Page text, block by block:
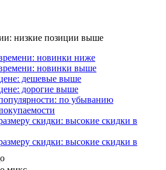
низкие позиции выше
новинки ниже
новинки выше
дешевые выше
дорогие выше
по убыванию
скидки: высокие скидки в
скидки: высокие скидки в